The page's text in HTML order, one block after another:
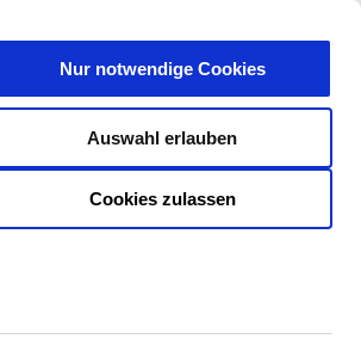
Cookies zulassen
Auswahl erlauben
Nur notwendige Cookies
SCHRIFTGRÖßE: